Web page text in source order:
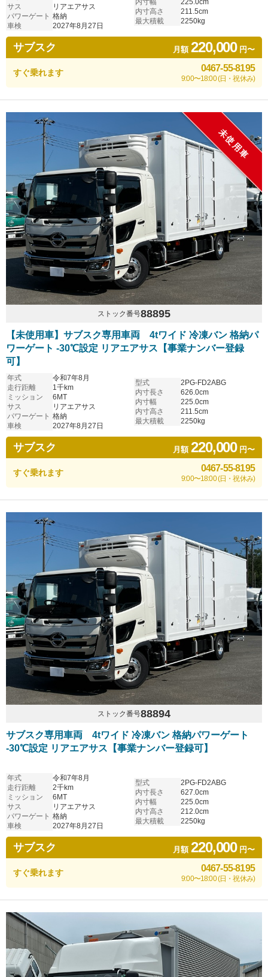
サス
リアエアサス
パワーゲート 格納
車検
2027年8月27日
内寸幅
225.0cm
内寸高さ
211.5cm
最大積載
2250kg
サブスク 月額220,000円〜
すぐ乗れます 0467-55-8195
9:00〜18:00 (日・祝休み)
未使用車
ストック番号88895
【未使用車】サブスク専用車両 4tワイド 冷凍バン 格納パ
ワーゲート -30℃設定 リアエアサス【事業ナンバー登録
可】
年式
令和7年8月
走行距離
1千km
ミッション
6MT
サス
リアエアサス
パワーゲート 格納
車検
2027年8月27日
型式
2PG-FD2ABG
内寸長さ
626.0cm
内寸幅
225.0cm
内寸高さ
211.5cm
最大積載
2250kg
サブスク 月額220,000円〜
すぐ乗れます 0467-55-8195
9:00〜18:00 (日・祝休み)
ストック番号88894
サブスク専用車両 4tワイド 冷凍バン 格納パワーゲート
-30℃設定 リアエアサス【事業ナンバー登録可】
年式
令和7年8月
走行距離
2千km
ミッション
6MT
サス
リアエアサス
パワーゲート 格納
車検
2027年8月27日
型式
2PG-FD2ABG
内寸長さ
627.0cm
内寸幅
225.0cm
内寸高さ
212.0cm
最大積載
2250kg
サブスク 月額220,000円〜
すぐ乗れます 0467-55-8195
9:00〜18:00 (日・祝休み)